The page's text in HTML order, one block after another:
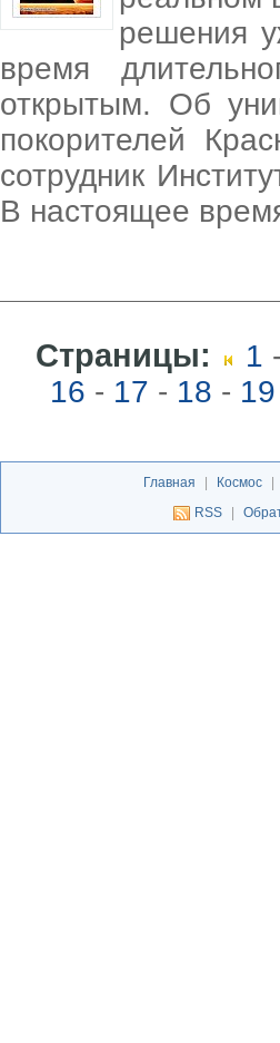
решения
время
открытым. Об
покорителей
сотрудник
В настоящее
Страницы: 1 -
16 - 17 - 18 - 19
Главная Космос
RSS